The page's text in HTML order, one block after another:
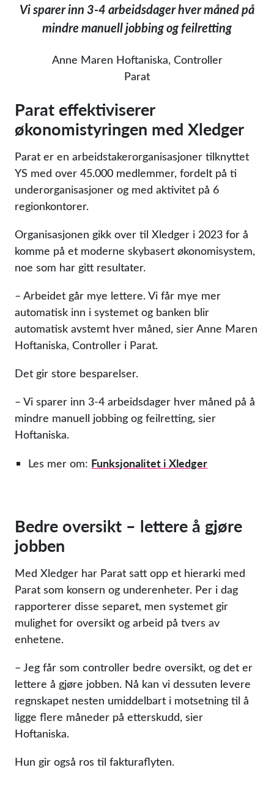
Vi sparer inn 3-4 arbeidsdager hver måned på
mindre manuell jobbing og feilretting
Anne Maren Hoftaniska, Controller
Parat
Parat effektiviserer
økonomistyringen med Xledger
Parat er en arbeidstakerorganisasjoner tilknyttet
YS med over 45.000 medlemmer, fordelt på ti
underorganisasjoner og med aktivitet på 6
regionkontorer.
Organisasjonen gikk over til Xledger i 2023 for å
komme på et moderne skybasert økonomisystem,
noe som har gitt resultater.
– Arbeidet går mye lettere. Vi får mye mer
automatisk inn i systemet og banken blir
automatisk avstemt hver måned, sier Anne Maren
Hoftaniska, Controller i Parat.
Det gir store besparelser.
– Vi sparer inn 3-4 arbeidsdager hver måned på å
mindre manuell jobbing og feilretting, sier
Hoftaniska.
Les mer om: Funksjonalitet i Xledger
Bedre oversikt – lettere å gjøre
jobben
Med Xledger har Parat satt opp et hierarki med
Parat som konsern og underenheter. Per i dag
rapporterer disse separet, men systemet gir
mulighet for oversikt og arbeid på tvers av
enhetene.
– Jeg får som controller bedre oversikt, og det er
lettere å gjøre jobben. Nå kan vi dessuten levere
regnskapet nesten umiddelbart i motsetning til å
ligge flere måneder på etterskudd, sier
Hoftaniska.
Hun gir også ros til fakturaflyten.